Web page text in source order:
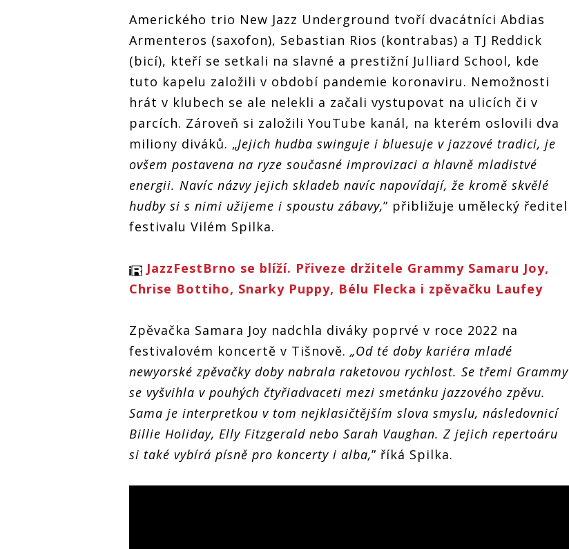
Duben s
festivalem
JazzFestBrno:
Hvězdná Samara
Joy, klubový
vibe i
mezinárodní den
jazzu s Emmetem
festivalem
JazzFestBrno:
Joy, klubový
mezinárodní den
jazzu s Emmetem
Cohenem
festivalem
JazzFestBrno:
Hvězdná Samara
Joy, klubový
mezinárodní den
jazzu s Emmetem
Cohenem
festivalem
JazzFestBrno:
Joy, klubový
mezinárodní den
jazzu s Emmetem
Cohenem
Amerického trio New Jazz Underground tvoří dvacátníci Abdias
Armenteros (saxofon), Sebastian Rios (kontrabas) a TJ Reddick
(bicí), kteří se setkali na slavné a prestižní Julliard School, kde
tuto kapelu založili v období pandemie koronaviru. Nemožnosti
hrát v klubech se ale nelekli a začali vystupovat na ulicích či v
parcích. Zároveň si založili YouTube kanál, na kterém oslovili dva
miliony diváků. „Jejich hudba swinguje i bluesuje v jazzové tradici, je
ovšem postavena na ryze současné improvizaci a hlavně mladistvé
energii. Navíc názvy jejich skladeb navíc napovídají, že kromě skvělé
hudby si s nimi užijeme i spoustu zábavy,” přibližuje umělecký ředitel
festivalu Vilém Spilka.
JazzFestBrno se blíží. Přiveze držitele Grammy Samaru Joy,
Chrise Bottiho, Snarky Puppy, Bélu Flecka i zpěvačku Laufey
Zpěvačka Samara Joy nadchla diváky poprvé v roce 2022 na
festivalovém koncertě v Tišnově. „Od té doby kariéra mladé
newyorské zpěvačky doby nabrala raketovou rychlost. Se třemi Grammy
se vyšvihla v pouhých čtyřiadvaceti mezi smetánku jazzového zpěvu.
Sama je interpretkou v tom nejklasičtějším slova smyslu, následovnicí
Billie Holiday, Elly Fitzgerald nebo Sarah Vaughan. Z jejich repertoáru
si také vybírá písně pro koncerty i alba,” říká Spilka.